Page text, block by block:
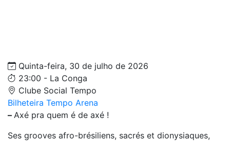
Quinta-feira, 30 de julho de 2026
23:00 - La Conga
Clube Social Tempo
Bilheteira Tempo Arena
– Axé pra quem é de axé !
Ses grooves afro-brésiliens, sacrés et dionysiaques,